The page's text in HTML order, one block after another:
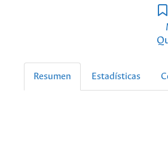
Resumen Estadísticas